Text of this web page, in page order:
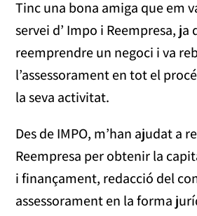
Tinc una bona amiga que em
servei d’ Impo i Reempresa, ja
reemprendre un negoci i va
l’assessorament en tot el
la seva activitat.
Des de IMPO, m’han ajudat a
Reempresa per obtenir la
i finançament, redacció del
assessorament en la forma